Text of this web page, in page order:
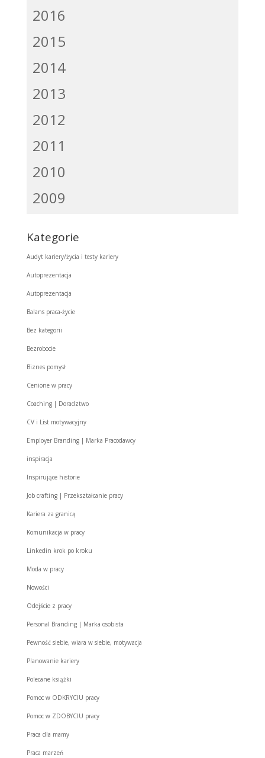
2016
2015
2014
2013
2012
2011
2010
2009
Kategorie
Audyt kariery/życia i testy kariery
Autoprezentacja
Autoprezentacja
Balans praca-życie
Bez kategorii
Bezrobocie
Biznes pomysł
Cenione w pracy
Coaching | Doradztwo
CV i List motywacyjny
Employer Branding | Marka Pracodawcy
inspiracja
Inspirujące historie
Job crafting | Przekształcanie pracy
Kariera za granicą
Komunikacja w pracy
Linkedin krok po kroku
Moda w pracy
Nowości
Odejście z pracy
Personal Branding | Marka osobista
Pewność siebie, wiara w siebie, motywacja
Planowanie kariery
Polecane książki
Pomoc w ODKRYCIU pracy
Pomoc w ZDOBYCIU pracy
Praca dla mamy
Praca marzeń